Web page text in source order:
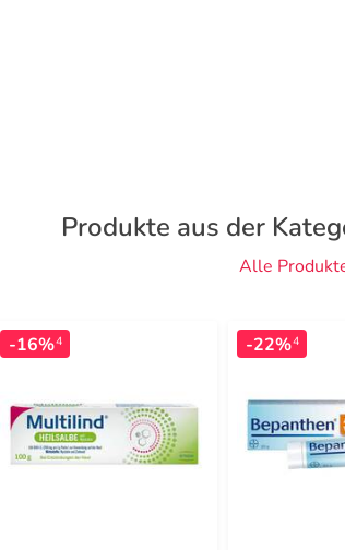
Produkte aus der
Alle
-16%4 -22%4